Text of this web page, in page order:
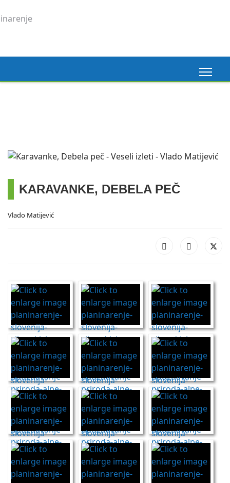
KARAVANKE, DEBELA PEČ
Vlado Matijević